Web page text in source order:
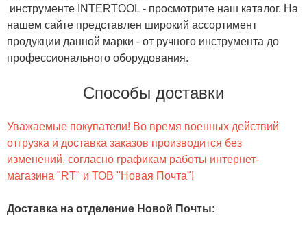
инструменте INTERTOOL - просмотрите наш каталог. На
нашем сайте представлен широкий ассортимент
продукции данной марки - от ручного инструмента до
профессионального оборудования.
Способы доставки
Уважаемые покупатели! Во время военных действий
отгрузка и доставка заказов производится без
изменений, согласно графикам работы интернет-
магазина "RT" и ТОВ "Новая Почта"!
Доставка на отделение Новой Почты: